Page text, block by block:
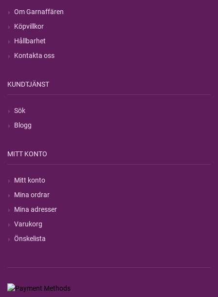
Om Garnaffären
Köpvillkor
Hållbarhet
Kontakta oss
KUNDTJÄNST
Sök
Blogg
MITT KONTO
Mitt konto
Mina ordrar
Mina adresser
Varukorg
Önskelista